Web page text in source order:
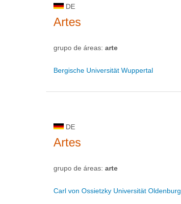
DE
Artes
grupo de áreas: arte
Bergische Universität Wuppertal
DE
Artes
grupo de áreas: arte
Carl von Ossietzky Universität Oldenburg